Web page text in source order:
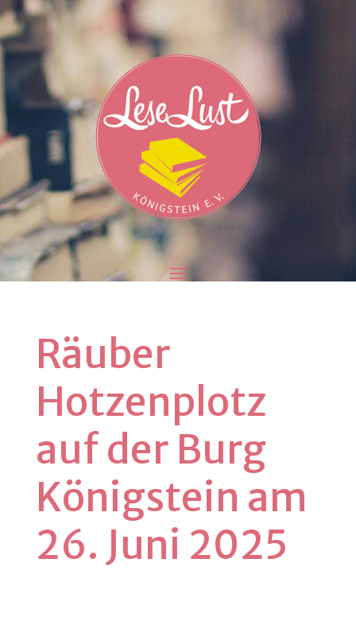
Räuber
Hotzenplotz
auf der Burg
Königstein am
26. Juni 2025